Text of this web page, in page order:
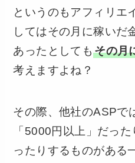
というのもアフィリエ
してはその月に稼いだ
あったとしてもその月
考えますよね？
その際、他社のASPで
「5000円以上」だっ
ったりするものがある